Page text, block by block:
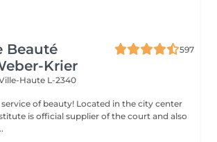
Beauté
Krier
597
Haute L-2340
Located in the city center
is official supplier of the court and also